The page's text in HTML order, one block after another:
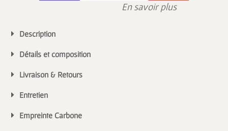
En savoir plus
Description
Détails et composition
Livraison & Retours
Entretien
Empreinte Carbone